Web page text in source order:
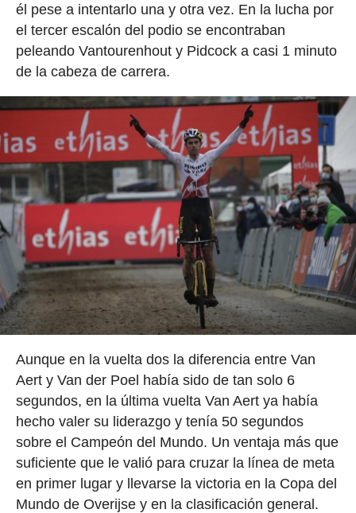
él pese a intentarlo una y otra vez. En la lucha por
el tercer escalón del podio se encontraban
peleando Vantourenhout y Pidcock a casi 1 minuto
de la cabeza de carrera.
Aunque en la vuelta dos la diferencia entre Van
Aert y Van der Poel había sido de tan solo 6
segundos, en la última vuelta Van Aert ya había
hecho valer su liderazgo y tenía 50 segundos
sobre el Campeón del Mundo. Un ventaja más que
suficiente que le valió para cruzar la línea de meta
en primer lugar y llevarse la victoria en la Copa del
Mundo de Overijse y en la clasificación general.